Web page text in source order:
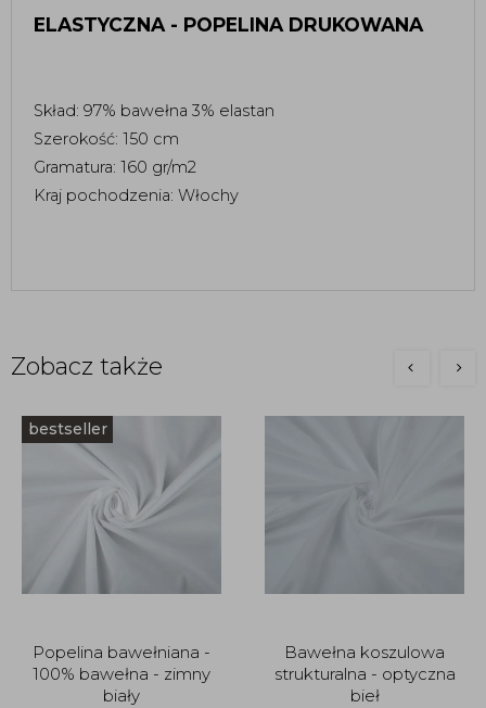
ELASTYCZNA - POPELINA DRUKOWANA
Skład: 97% bawełna 3% elastan
Szerokość: 150 cm
Gramatura: 160 gr/m2
Kraj pochodzenia: Włochy
Zobacz także
bestseller
Popelina bawełniana -
100% bawełna - zimny
biały
Bawełna koszulowa
strukturalna - optyczna
bieł